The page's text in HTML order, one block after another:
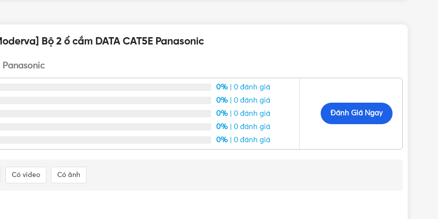
TPHCM
và công nghiệp tại TP.HCM từ các thương hiệu uy tín như Panasonic, Nanoco, MPE, Schneider, Sino Vanlock,
Cam kết sản phẩm chính hãng, mức giá tốt, hỗ trợ giao hàng nhanh ở các tỉnh đáp cùng nhiều chương trình
Bộ 2 ổ cắm DATA CAT5E Panasonic
Panasonic
0% | 0 đánh giá
0% | 0 đánh giá
0% | 0 đánh giá
0% | 0 đánh giá
0% | 0 đánh giá
Đánh Giá Ngay
Có video Có ảnh